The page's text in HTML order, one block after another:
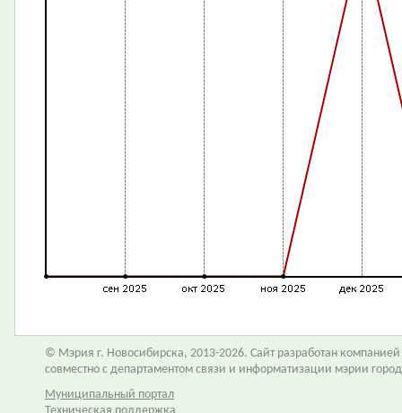
© Мэрия г. Новосибирска, 2013-2026. Сайт разработан компанией
совместно с департаментом связи и информатизации мэрии
Муниципальный портал